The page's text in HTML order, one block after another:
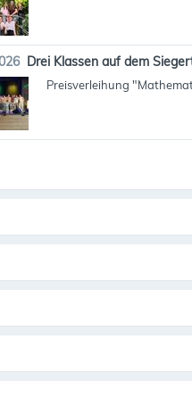
Drei Klassen auf dem
Preisverleihung